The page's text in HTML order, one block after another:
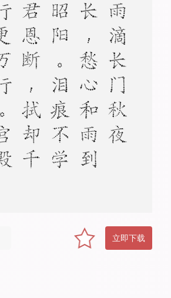
雨
滴
长
门
秋
夜
长
，
愁
心
和
雨
到
昭
阳
。
泪
痕
不
学
君
恩
断
，
拭
却
千
行
更
万
行
。
宫
殿
沈
沈
月
欲
分
，
昭
阳
更
漏
不
堪
闻
立即下载
。